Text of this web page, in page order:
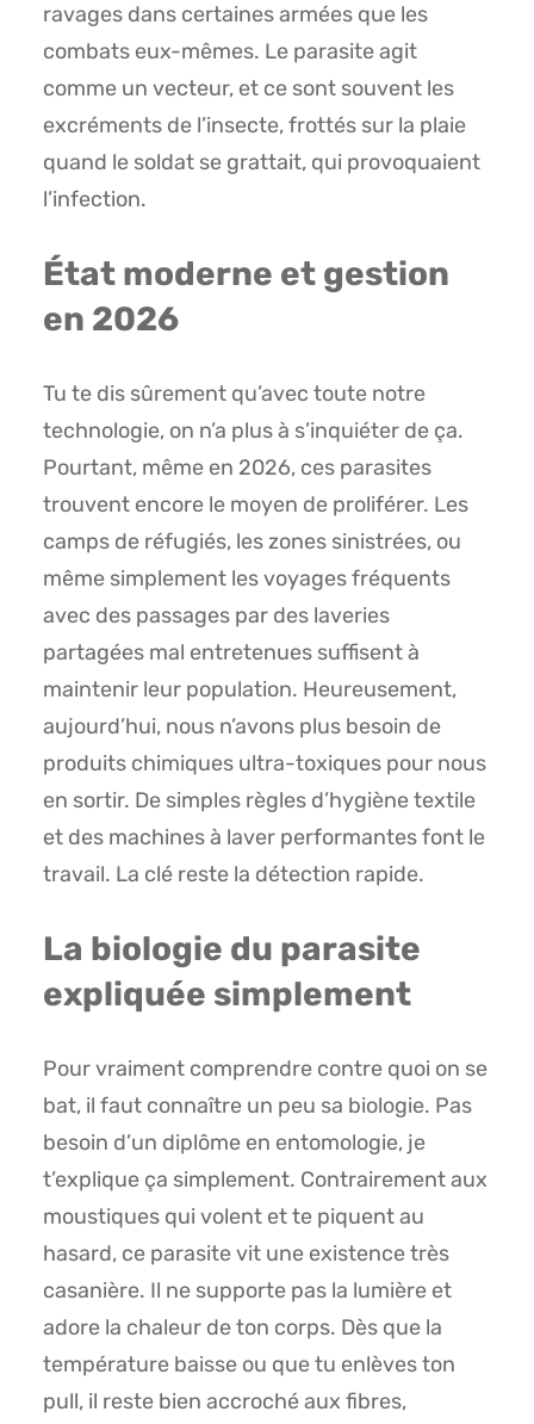
ravages dans certaines armées que les
combats eux-mêmes. Le parasite agit
comme un vecteur, et ce sont souvent les
excréments de l’insecte, frottés sur la plaie
quand le soldat se grattait, qui provoquaient
l’infection.
État moderne et gestion
en 2026
Tu te dis sûrement qu’avec toute notre
technologie, on n’a plus à s’inquiéter de ça.
Pourtant, même en 2026, ces parasites
trouvent encore le moyen de proliférer. Les
camps de réfugiés, les zones sinistrées, ou
même simplement les voyages fréquents
avec des passages par des laveries
partagées mal entretenues suffisent à
maintenir leur population. Heureusement,
aujourd’hui, nous n’avons plus besoin de
produits chimiques ultra-toxiques pour nous
en sortir. De simples règles d’hygiène textile
et des machines à laver performantes font le
travail. La clé reste la détection rapide.
La biologie du parasite
expliquée simplement
Pour vraiment comprendre contre quoi on se
bat, il faut connaître un peu sa biologie. Pas
besoin d’un diplôme en entomologie, je
t’explique ça simplement. Contrairement aux
moustiques qui volent et te piquent au
hasard, ce parasite vit une existence très
casanière. Il ne supporte pas la lumière et
adore la chaleur de ton corps. Dès que la
température baisse ou que tu enlèves ton
pull, il reste bien accroché aux fibres,